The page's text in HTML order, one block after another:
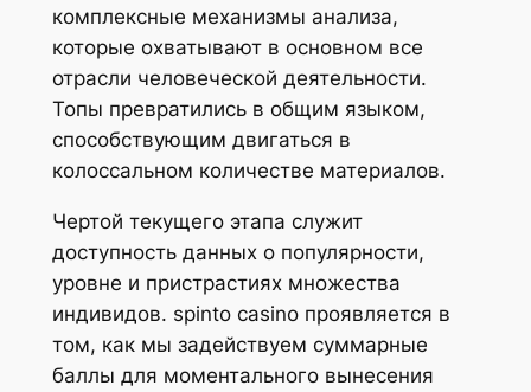
комплексные механизмы анализа,
которые охватывают в основном все
отрасли человеческой деятельности.
Топы превратились в общим языком,
способствующим двигаться в
колоссальном количестве материалов.
Чертой текущего этапа служит
доступность данных о популярности,
уровне и пристрастиях множества
индивидов. spinto casino проявляется в
том, как мы задействуем суммарные
баллы для моментального вынесения